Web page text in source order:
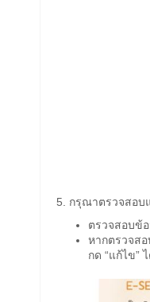
5. กรุณาตรวจสอบ
ตรวจสอบข้
หากตรวจส
กด “แก้ไข”